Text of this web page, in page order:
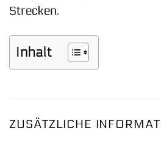
Strecken.
Inhalt
ZUSÄTZLICHE